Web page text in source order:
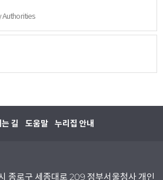
Authorities
길 도움말 누리집 안내
종로구 세종대로 209 정부서울청사 개인